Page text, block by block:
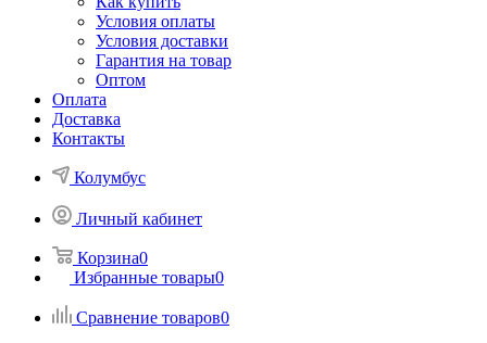
Условия оплаты
Условия доставки
Гарантия на товар
Оптом
Оплата
Доставка
Контакты
Колумбус
Личный кабинет
Корзина0
Избранные товары0
Сравнение товаров0